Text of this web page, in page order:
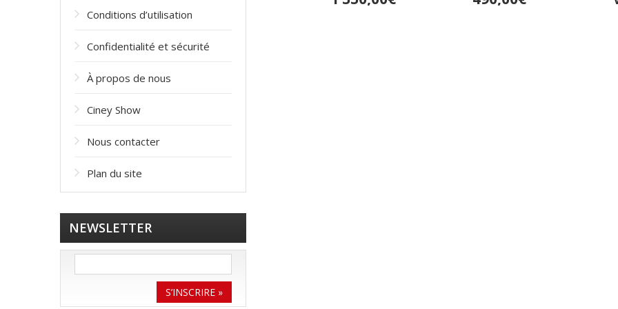
Conditions d’utilisation
Confidentialité et sécurité
À propos de nous
Ciney Show
Nous contacter
Plan du site
NEWSLETTER
S’INSCRIRE »